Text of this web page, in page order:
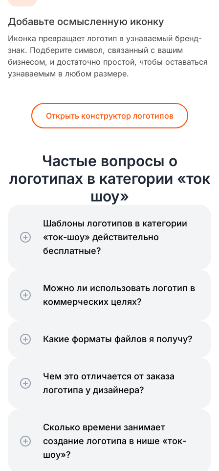
Добавьте осмысленную иконку
Иконка превращает логотип в узнаваемый бренд-
знак. Подберите символ, связанный с вашим
бизнесом, и достаточно простой, чтобы оставаться
узнаваемым в любом размере.
Открыть конструктор логотипов
Частые вопросы о
логотипах в категории «ток
шоу»
Шаблоны логотипов в категории
«ток-шоу» действительно
бесплатные?
Можно ли использовать логотип в
коммерческих целях?
Какие форматы файлов я получу?
Чем это отличается от заказа
логотипа у дизайнера?
Сколько времени занимает
создание логотипа в нише «ток-
шоу»?